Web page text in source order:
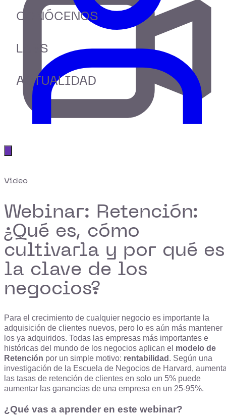
CONÓCENOS
LABS
ACTUALIDAD
Video
Webinar: Retención:
¿Qué es, cómo
cultivarla y por qué es
la clave de los
negocios?
Para el crecimiento de cualquier negocio es importante la
adquisición de clientes nuevos, pero lo es aún más mantener
los ya adquiridos. Todas las empresas más importantes e
históricas del mundo de los negocios aplican el modelo de
Retención por un simple motivo: rentabilidad . Según una
investigación de la Escuela de Negocios de Harvard,
las tasas de retención de clientes en solo un 5% puede
aumentar las ganancias de una empresa en un 25-95%.
¿Qué vas a aprender en este webinar?